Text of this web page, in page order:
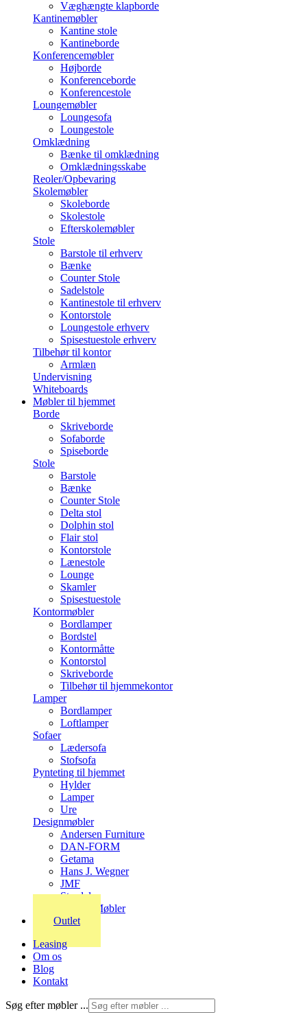
Væghængte klapborde
Kantinemøbler
Kantine stole
Kantineborde
Konferencemøbler
Højborde
Konferenceborde
Konferencestole
Loungemøbler
Loungesofa
Loungestole
Omklædning
Bænke til omklædning
Omklædningsskabe
Reoler/Opbevaring
Skolemøbler
Skoleborde
Skolestole
Efterskolemøbler
Stole
Barstole til erhverv
Bænke
Counter Stole
Sadelstole
Kantinestole til erhverv
Kontorstole
Loungestole erhverv
Spisestuestole erhverv
Tilbehør til kontor
Armlæn
Undervisning
Whiteboards
Møbler til hjemmet
Borde
Skriveborde
Sofaborde
Spiseborde
Stole
Barstole
Bænke
Counter Stole
Delta stol
Dolphin stol
Flair stol
Kontorstole
Lænestole
Lounge
Skamler
Spisestuestole
Kontormøbler
Bordlamper
Bordstel
Kontormåtte
Kontorstol
Skriveborde
Tilbehør til hjemmekontor
Lamper
Bordlamper
Loftlamper
Sofaer
Lædersofa
Stofsofa
Pynteting til hjemmet
Hylder
Lamper
Ure
Designmøbler
Andersen Furniture
DAN-FORM
Getama
Hans J. Wegner
JMF
Stordal
Stouby Møbler
Outlet
Leasing
Om os
Blog
Kontakt
Søg efter møbler ...